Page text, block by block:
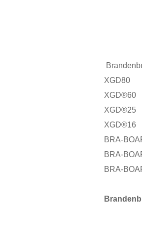
XGD80
XGD®60
XGD®25
XGD®16
BRA-
BRA-
BRA-